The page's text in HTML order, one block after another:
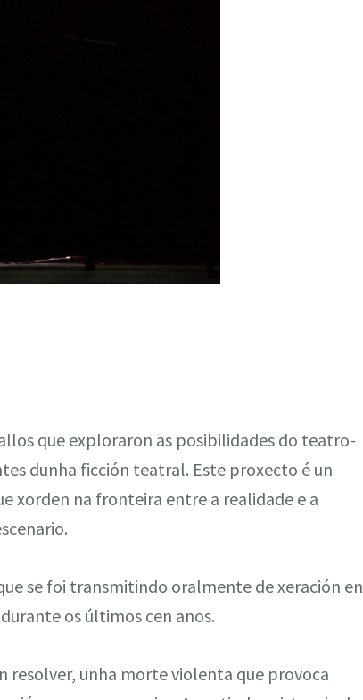
que exploraron as posibilidades do teatro-
dunha ficción teatral. Este proxecto é un
xorden na fronteira entre a realidade e a
se foi transmitindo oralmente de xeración en
os últimos cen anos.
unha morte violenta que provoca